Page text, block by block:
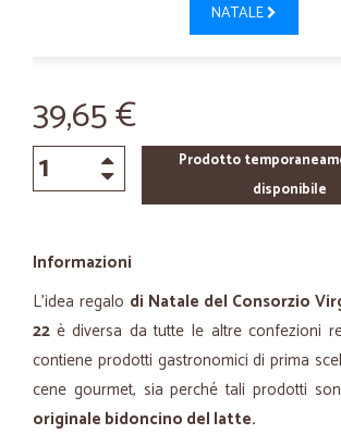
NATALE
39,65 €
Prodotto
disponibile
Informazioni
L’idea regalo di Natale del Consorzio
22 è diversa da tutte le altre confezioni
contiene prodotti gastronomici di prima
cene gourmet, sia perché tali prodotti
originale bidoncino del latte.